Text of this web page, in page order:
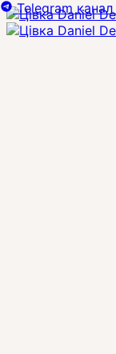
Telegram канал